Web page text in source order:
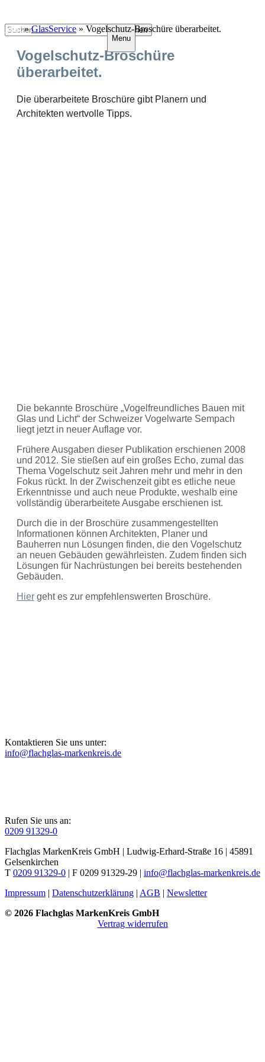
Zum
Inhalt
springen
Suchen
nach:
Menu
Start»GlasService » Vogelschutz-Broschüre überarbeitet.
Vogelschutz-Broschüre
überarbeitet.
Die überarbeitete Broschüre gibt Planern und
Architekten wertvolle Tipps.
Die bekannte Broschüre „Vogelfreundliches Bauen mit
Glas und Licht“ der Schweizer Vogelwarte Sempach
liegt jetzt in neuer Auflage vor.
Frühere Ausgaben dieser Publikation erschienen 2008
und 2012. Sie stießen auf ein großes Echo, zumal das
Thema Vogelschutz seit Jahren mehr und mehr in den
Fokus rückt. In der Zwischenzeit gibt es etliche neue
Erkenntnisse und auch neue Produkte, weshalb eine
vollständig überarbeitete Ausgabe erschienen ist.
Durch die in der Broschüre zusammengestellten
Informationen können Architekten, Planer und
Bauherren nun Lösungen finden, die den Vogelschutz
an neuen Gebäuden gewährleisten. Zudem finden sich
Lösungen für Nachrüstungen bei bereits bestehenden
Gebäuden.
Hier geht es zur empfehlenswerten Broschüre.
Kontaktieren Sie uns unter:
info@flachglas-markenkreis.de
Rufen Sie uns an:
0209 91329-0
Flachglas MarkenKreis GmbH | Ludwig-Erhard-Straße 16 | 45891
Gelsenkirchen
T 0209 91329-0 | F 0209 91329-29 | info@flachglas-markenkreis.de
Impressum | Datenschutzerklärung | AGB | Newsletter
© 2026 Flachglas MarkenKreis GmbH
Vertrag widerrufen